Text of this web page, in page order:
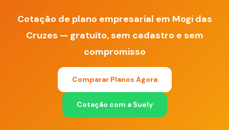
Cotação de plano empresarial em Mogi das
Cruzes — gratuito, sem cadastro e sem
compromisso
Comparar Planos Agora
Cotação com a Suely